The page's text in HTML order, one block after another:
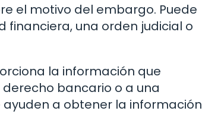
el motivo del embargo. Puede
una orden judicial o
la información que
bancario o a una
a obtener la información